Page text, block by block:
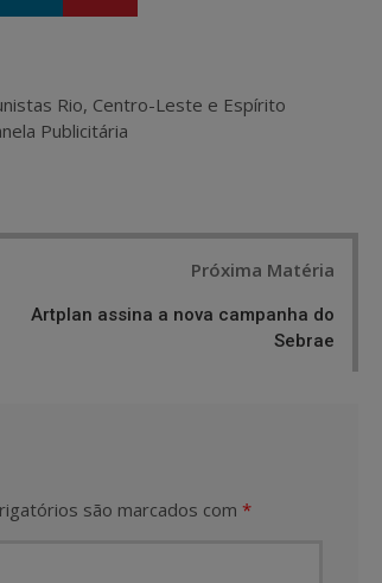
Rio, Centro-Leste e Espírito
Publicitária
Próxima Matéria
Artplan assina a nova campanha do
Sebrae
são marcados com *